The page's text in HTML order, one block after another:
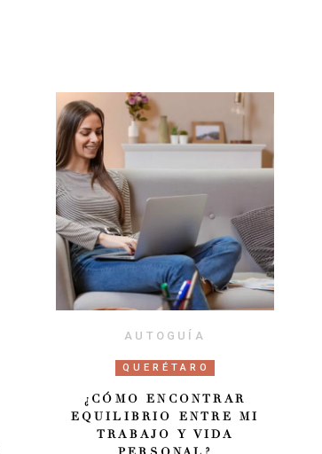
AUTOGUÍA
QUERÉTARO
¿CÓMO ENCONTRAR
EQUILIBRIO ENTRE MI
TRABAJO Y VIDA